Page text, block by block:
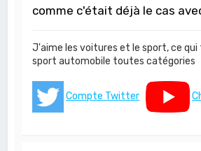
comme c'était déjà le cas
J'aime les voitures et le sport, ce qui
sport automobile toutes catégories
Compte Twitter